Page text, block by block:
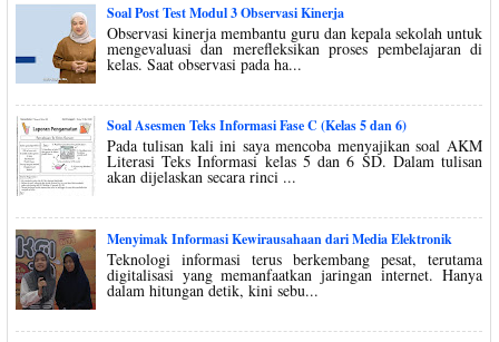
Soal Post Test Modul 3 Observasi Kinerja
Observasi kinerja membantu guru dan kepala sekolah untuk
mengevaluasi dan merefleksikan proses pembelajaran di
kelas. Saat observasi pada ha...
Soal Asesmen Teks Informasi Fase C (Kelas 5 dan 6)
Pada tulisan kali ini saya mencoba menyajikan soal AKM
Literasi Teks Informasi kelas 5 dan 6 SD. Dalam tulisan
akan dijelaskan secara rinci ...
Menyimak Informasi Kewirausahaan dari Media Elektronik
Teknologi informasi terus berkembang pesat, terutama
digitalisasi yang memanfaatkan jaringan internet. Hanya
dalam hitungan detik, kini sebu...